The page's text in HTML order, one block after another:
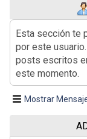
Esta sección te
por este
posts escritos
este momento.
Mostrar